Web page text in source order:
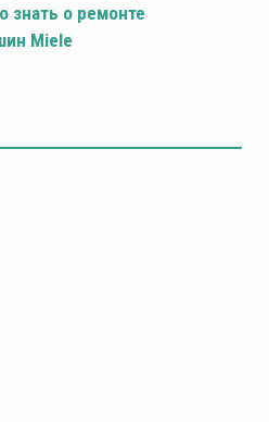
знать о ремонте
Miele